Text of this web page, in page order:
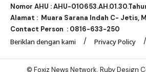
Nomor AHU : AHU-
Alamat : Muara Sarana Indah C- Jetis,
Contact Person : 0816-633-250
Beriklan dengan kami Privacy Policy
© Foxiz News Network. Ruby Design